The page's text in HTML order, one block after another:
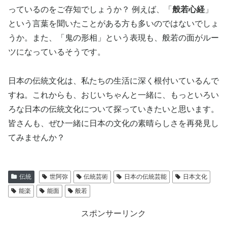
っているのをご存知でしょうか？ 例えば、「 般若心経 」
という言葉を聞いたことがある方も多いのではないでしょ
うか。また、「鬼の形相」という表現も、般若の面がルー
ツになっているそうです。
日本の伝統文化は、私たちの生活に深く根付いているんで
すね。これからも、おじいちゃんと一緒に、もっといろい
ろな日本の伝統文化について探っていきたいと思います。
皆さんも、ぜひ一緒に日本の文化の素晴らしさを再発見し
てみませんか？
伝統 世阿弥 伝統芸術 日本の伝統芸能
日本文化
能楽
能面 般若
スポンサーリンク